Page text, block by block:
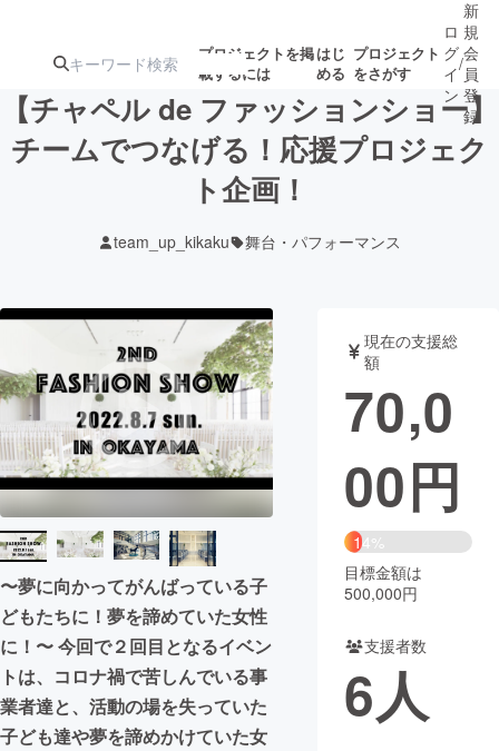
プロジェクトを掲
載するには
はじ
める
プロジェクト
をさがす
注目の新着プロ募集終了が近いプ
テクノロジー・ガジェット
映像・映画 書籍・雑誌
ビジネス・起業 チャレンジ
まちづくり・地域活性化
CAMPFIRE for Social Good
CAMPFIRE Creation
CAMPFIREふるさと納税machi-ya コミュニティ
ロ
グ
イ
ン
/
新
規
会
員
登
録
【チャペル de ファッションショー】
チームでつなげる！応援プロジェク
ト企画！
team_up_kikaku 舞台・パフォーマンス
〜夢に向かってがんばっている子
どもたちに！夢を諦めていた女性
に！〜 今回で２回目となるイベン
トは、コロナ禍で苦しんでいる事
業者達と、活動の場を失っていた
子ども達や夢を諦めかけていた女
現在の支援総
額
70,0
00円
14%
目標金額は
500,000円
支援者数
6人